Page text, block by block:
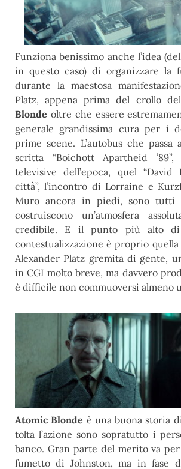
Funziona benissimo anche l’idea
in questo caso) di organizzare la
durante la maestosa
Platz, appena prima del crollo
Blonde oltre che essere
generale grandissima cura per i
prime scene. L’autobus che
scritta “Boichott Apartheid
televisive dell’epoca, quel
città”, l’incontro di Lorraine e
Muro ancora in piedi, sono tutti
costruiscono un’atmosfera
credibile. E il punto più alto di
contestualizzazione è proprio
Alexander Platz gremita di gente,
in CGI molto breve, ma davvero
è difficile non commuoversi almeno
Atomic Blonde è una buona storia
tolta l’azione sono sopratutto i
banco. Gran parte del merito va
fumetto di Johnston, ma in fase